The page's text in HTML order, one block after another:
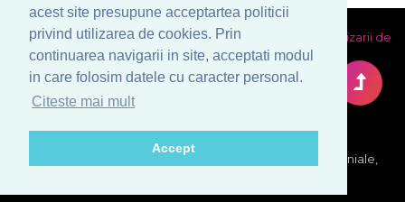
acest site presupune acceptartea politicii
privind utilizarea de cookies. Prin
continuarea navigarii in site, acceptati modul
in care folosim datele cu caracter personal.
Citeste mai mult
Accept
Dichiarazione di impegnoCondizioni generali
Politica utilizarii de
cookies Prelucrarea datelor cu caracter personal
© Copyright 1999-2026 Venera S.R.L. - Agenzia Matrimoniale,